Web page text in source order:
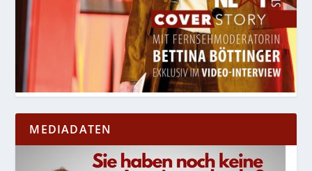
MEDIADATEN